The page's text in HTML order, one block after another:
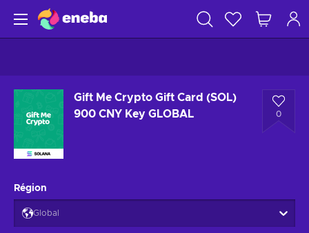
Gift Me Crypto Gift Card (SOL)
900 CNY Key GLOBAL
0
Région
Global